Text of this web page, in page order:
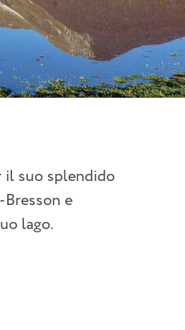
il suo splendido
e
lago.